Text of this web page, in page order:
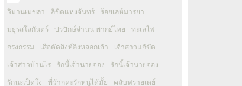
วิมานเมขลา ลิขิตแห่งจันทร์ ร้อยเล่ห์มารยา
มธุรสโลกันตร์ ปรปักษ์จำนน พากย์ไทย ทะเลไฟ
กรงกรรม เสือตัดสิงห์ลิงหลอกเจ้า เจ้าสาวแก้ขัด
เจ้าสาวบ้านไร่ รักนี้เจ้านายจอง รักนี้เจ้านายจอง
รักนะเป็ดโง่ พี่ว้ากคะรักหนูได้มั้ย คลับฟรายเดย์